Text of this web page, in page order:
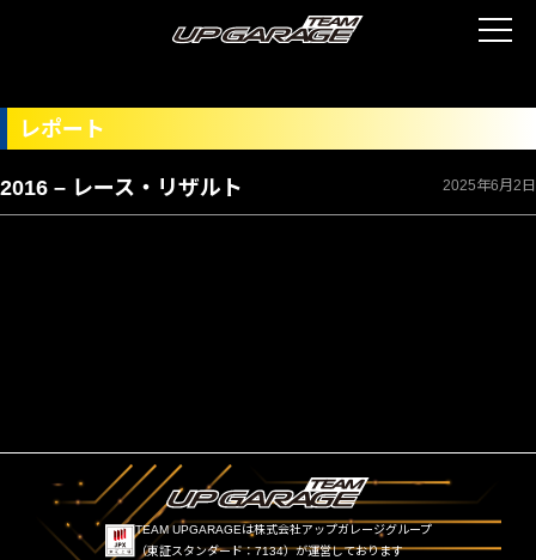
レポート
2016 – レース・リザルト 2025年6月2日
TEAM UPGARAGEは株式会社アップガレージグループ
（東証スタンダード：7134）が運営しております